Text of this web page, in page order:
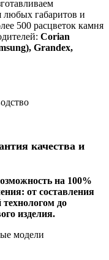
любых габаритов и
500 расцветок камня
Corian
Grandex,
качества и
на 100%
от составления
до
изделия.
модели